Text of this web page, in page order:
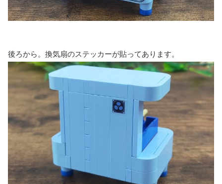
後ろから。換気扇のステッカーが貼ってあります。